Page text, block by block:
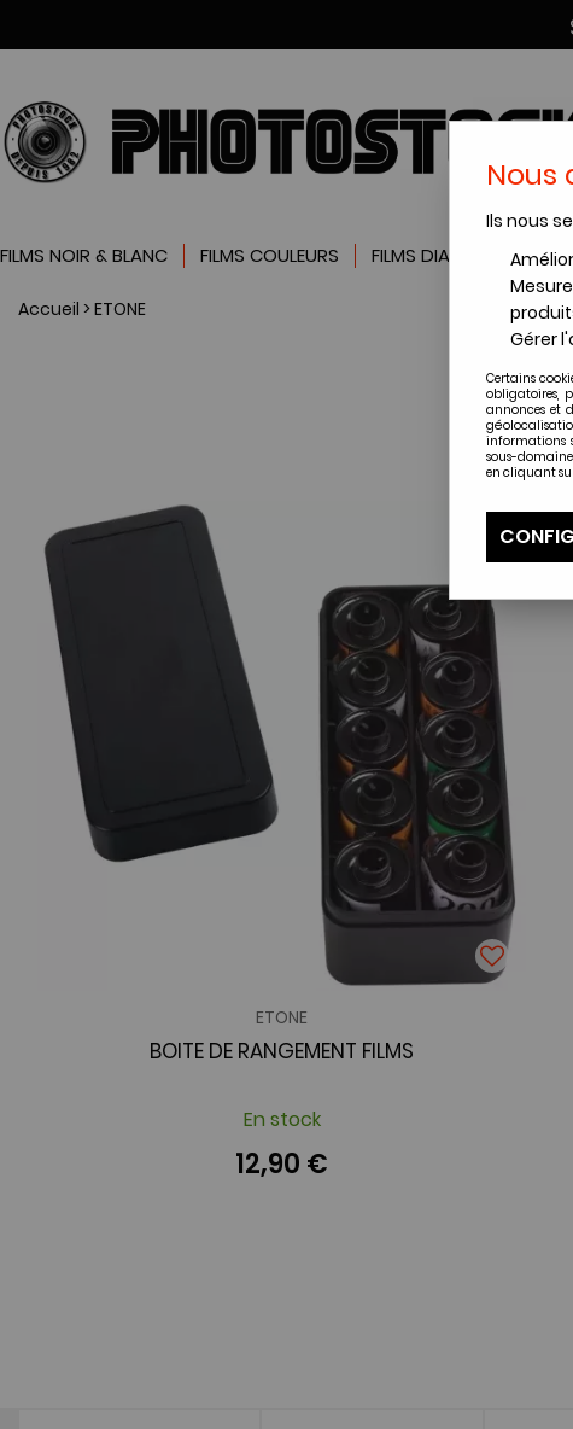
FILMS NOIR & BLANC FILMS COULEURS FILMS DIAPOSITIVES
Accueil >ETONE
ETONE
BOITE DE RANGEMENT FILMS
En stock
12,90 €
Nous
Ils nous
Gérer
Certains
obligatoires,
annonces et
informations
sous-
en cliquant